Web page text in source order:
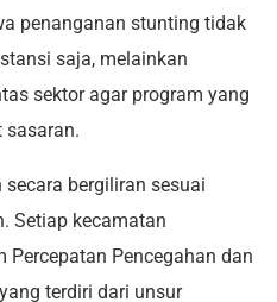
penanganan stunting tidak
saja, melainkan
sektor agar program yang
sasaran.
bergiliran sesuai
Setiap kecamatan
Pencegahan dan
terdiri dari unsur